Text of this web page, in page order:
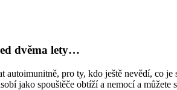
dvěma lety…
autoimunitně, pro ty, kdo ještě nevědí, co
jako spouštěče obtíží a nemocí a